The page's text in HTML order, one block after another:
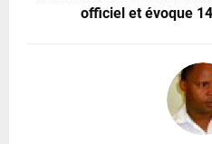
officiel et évoque